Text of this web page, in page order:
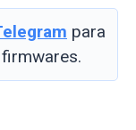
para